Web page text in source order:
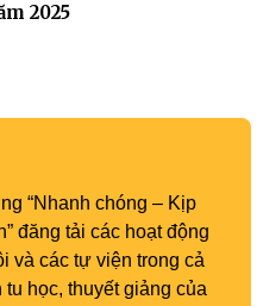
2025
“Nhanh chóng – Kịp
đăng tải các hoạt động
và các tự viện trong cả
học, thuyết giảng của